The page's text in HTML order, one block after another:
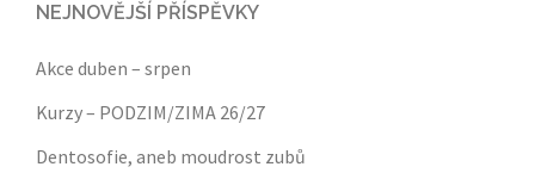
NEJNOVĚJŠÍ PŘÍSPĚVKY
Akce duben – srpen
Kurzy – PODZIM/ZIMA 26/27
Dentosofie, aneb moudrost zubů